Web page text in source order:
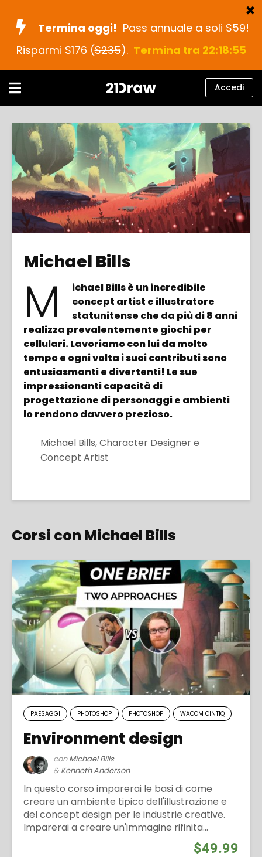
Termina oggi! Pass annuale a soli $59!
Risparmi $176 ($235). Termina tra 22:18:54
Corsi
Artisti
Aiuto
Blog
Chi siamo
Accedi
Accedi
Michael Bills
M
ichael Bills è un incredibile
concept artist e illustratore
statunitense che da più di 8 anni
realizza prevalentemente giochi per
cellulari. Lavoriamo con lui da molto
tempo e ogni volta i suoi contributi sono
entusiasmanti e divertenti! Le sue
impressionanti capacità di
progettazione di personaggi e ambienti
lo rendono davvero prezioso.
Michael Bills, Character Designer e
Concept Artist
Corsi con Michael Bills
PAESAGGI PHOTOSHOP PHOTOSHOP WACOM CINTIQ
Environment design
conMichael Bills
& Kenneth Anderson
In questo corso imparerai le basi di come
creare un ambiente tipico dell'illustrazione e
del concept design per le industrie creative.
Imparerai a creare un'immagine rifinita...
$49.99